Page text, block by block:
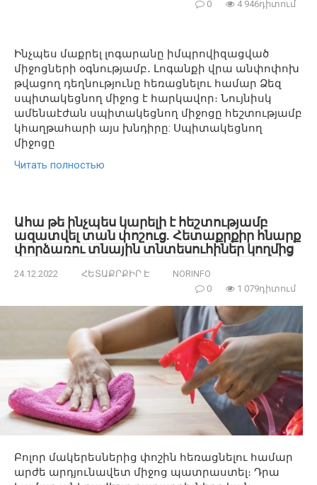
0 4 946դիտում
Ինչպես մաքրել լոգարանը իմպրովիզացված
միջոցների օգնությամբ․ Լոգանքի վրա անփոփոխ
թվացող դեղնությունը հեռացնելու համար Ձեզ
սպիտակեցնող միջոց է հարկավոր։ Նույնիսկ
ամենաէժան սպիտակեցնող միջոցը հեշտությամբ
կհաղթահարի այս խնդիրը: Սպիտակեցնող
միջոցը
Читать полностью
Ահա թե ինչպես կարելի է հեշտությամբ
ազատվել տան փոշուց. Հետաքրքիր հնարք
փորձառու տնային տնտեսուհիներ կողմից
24.12.2022 ՀԵՏԱՔՐՔԻՐ Է
NORINFO
0
1 079դիտում
Բոլոր մակերեսներից փոշին հեռացնելու համար
արժե արդյունավետ միջոց պատրաստել։ Դրա